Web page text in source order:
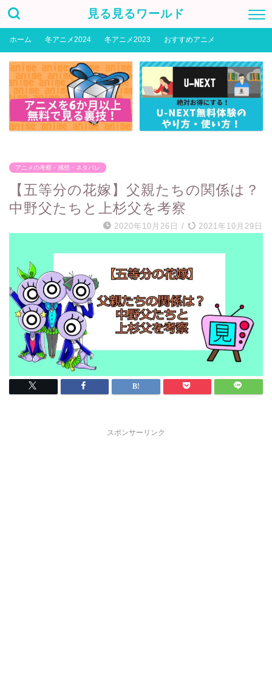
見る見るワールド
ホーム 冬アニメ2024 冬アニメ2023 おすすめアニメ
アニメの考察・感想・ネタバレ
【五等分の花嫁】父親たちの関係は？
中野父たちと上杉父を考察
2020年10月26日 / 2021年10月29日
スポンサーリンク